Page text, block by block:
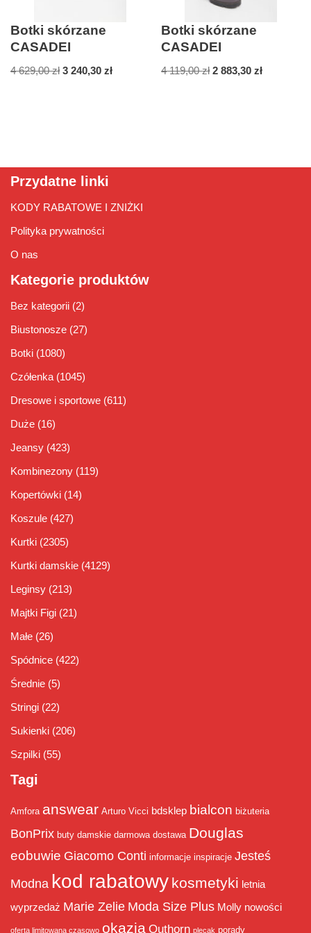
Botki skórzane
CASADEI
4 629,00zł 3 240,30 zł
Botki skórzane
CASADEI
4 119,00zł 2 883,30zł
Przydatne linki
KODY RABATOWE I ZNIŻKI
Polityka prywatności
O nas
Kategorie produktów
Bez kategorii (2)
Biustonosze (27)
Botki (1080)
Czółenka (1045)
Dresowe i sportowe (611)
Duże (16)
Jeansy (423)
Kombinezony (119)
Kopertówki (14)
Koszule (427)
Kurtki (2305)
Kurtki damskie (4129)
Leginsy (213)
Majtki Figi (21)
Małe (26)
Spódnice (422)
Średnie (5)
Stringi (22)
Sukienki (206)
Szpilki (55)
Tagi
Amfora answear Arturo Vicci bdsklep bialcon biżuteria
BonPrix buty damskie darmowa dostawa Douglas
eobuwie Giacomo Conti informacje inspiracje Jesteś
Modna kod rabatowy kosmetyki letnia
wyprzedaż Marie Zelie Moda Size Plus Molly nowości
oferta limitowana czasowo okazja Outhorn plecak porady